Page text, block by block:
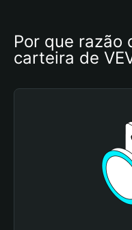
Por que razão
carteira de